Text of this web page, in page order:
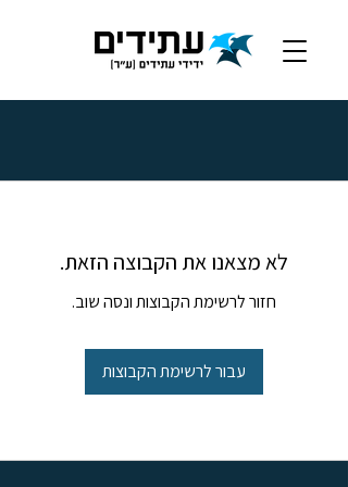
לא מצאנו את הקבוצה הזאת.
חזור לרשימת הקבוצות ונסה שוב.
עבור לרשימת הקבוצות